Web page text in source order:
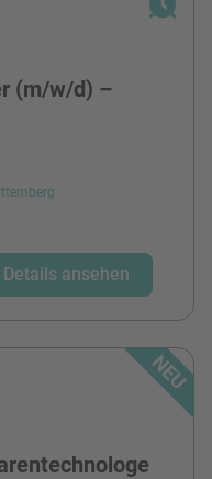
(m/w/d) –
Details ansehen